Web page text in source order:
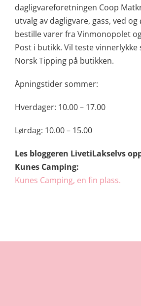
dagligvareforetningen Coop
utvalg av dagligvare, gass, ved og
bestille varer fra Vinmonopolet
Post i butikk. Vil teste vinnerlykke
Norsk Tipping på butikken.
Åpningstider sommer:
Hverdager: 10.00 – 17.00
Lørdag: 10.00 – 15.00
Les bloggeren LivetiLakselvs
Kunes Camping:
Kunes Camping, en fin plass.